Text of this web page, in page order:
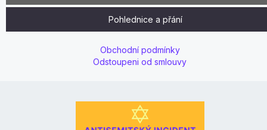
Pohlednice a přání
Obchodní podmínky
Odstoupeni od smlouvy